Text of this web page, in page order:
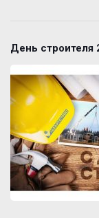
День строителя